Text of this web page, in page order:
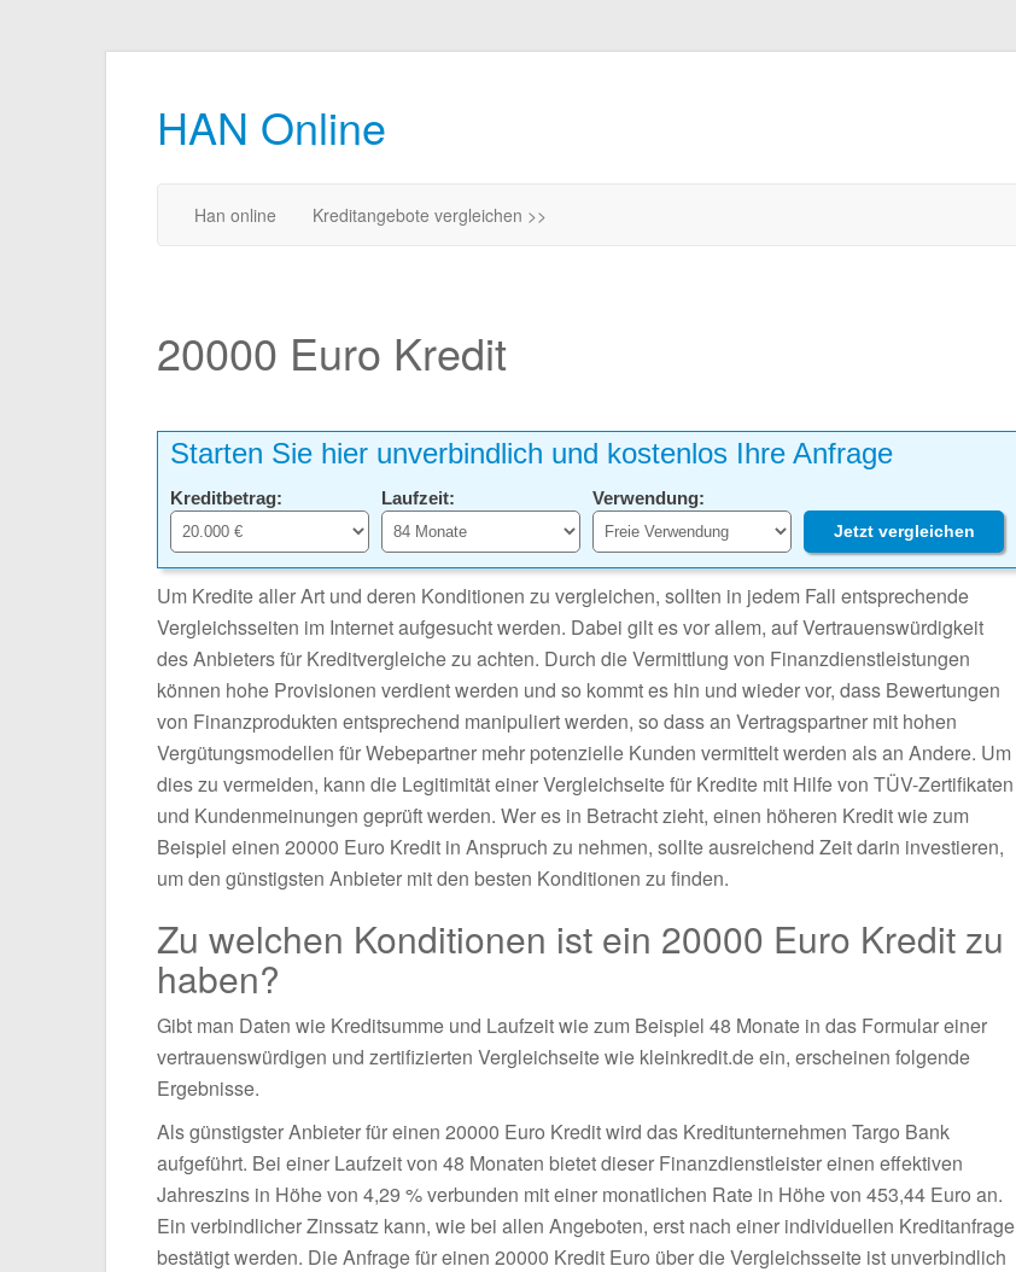
HAN Online
Han online Kreditangebote vergleichen >>
20000 Euro Kredit
Starten Sie hier unverbindlich und kostenlos Ihre Anfrage
Kreditbetrag: Laufzeit: Verwendung:
Jetzt vergleichen
Um Kredite aller Art und deren Konditionen zu vergleichen, sollten in jedem Fall entsprechende
Vergleichsseiten im Internet aufgesucht werden. Dabei gilt es vor allem, auf Vertrauenswürdigkeit
des Anbieters für Kreditvergleiche zu achten. Durch die Vermittlung von Finanzdienstleistungen
können hohe Provisionen verdient werden und so kommt es hin und wieder vor, dass Bewertungen
von Finanzprodukten entsprechend manipuliert werden, so dass an Vertragspartner mit hohen
Vergütungsmodellen für Webepartner mehr potenzielle Kunden vermittelt werden als an Andere. Um
dies zu vermeiden, kann die Legitimität einer Vergleichseite für Kredite mit Hilfe von TÜV-Zertifikaten
und Kundenmeinungen geprüft werden. Wer es in Betracht zieht, einen höheren Kredit wie zum
Beispiel einen 20000 Euro Kredit in Anspruch zu nehmen, sollte ausreichend Zeit darin investieren,
um den günstigsten Anbieter mit den besten Konditionen zu finden.
Zu welchen Konditionen ist ein 20000 Euro Kredit zu
haben?
Gibt man Daten wie Kreditsumme und Laufzeit wie zum Beispiel 48 Monate in das Formular einer
vertrauenswürdigen und zertifizierten Vergleichseite wie kleinkredit.de ein, erscheinen folgende
Ergebnisse.
Als günstigster Anbieter für einen 20000 Euro Kredit wird das Kreditunternehmen Targo Bank
aufgeführt. Bei einer Laufzeit von 48 Monaten bietet dieser Finanzdienstleister einen effektiven
Jahreszins in Höhe von 4,29 % verbunden mit einer monatlichen Rate in Höhe von 453,44 Euro an.
Ein verbindlicher Zinssatz kann, wie bei allen Angeboten, erst nach einer individuellen Kreditanfrage
bestätigt werden. Die Anfrage für einen 20000 Kredit Euro über die Vergleichsseite ist unverbindlich